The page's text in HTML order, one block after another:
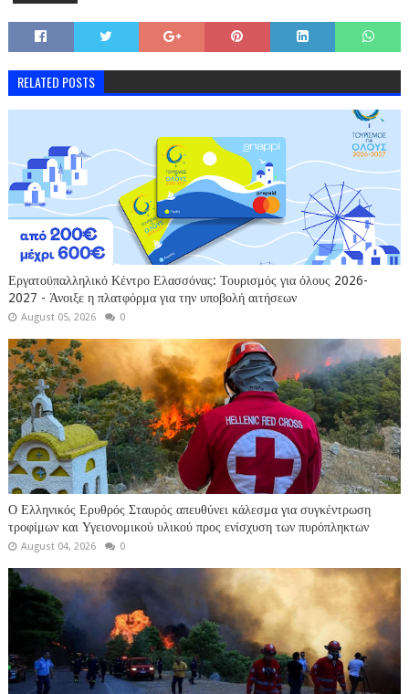
RELATED POSTS
Εργατοϋπαλληλικό Κέντρο Ελασσόνας: Τουρισμός για όλους 2026-
2027 - Άνοιξε η πλατφόρμα για την υποβολή αιτήσεων
August 05, 2026 0
Ο Ελληνικός Ερυθρός Σταυρός απευθύνει κάλεσμα για συγκέντρωση
τροφίμων και Υγειονομικού υλικού προς ενίσχυση των πυρόπληκτων
August 04, 2026 0